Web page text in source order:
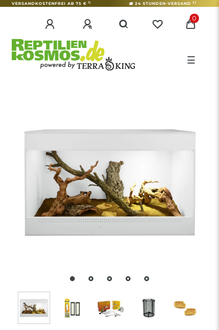
VERSANDKOSTENFREI AB 75 € 1) 24 STUNDEN-VERSAND 2)
0
☰